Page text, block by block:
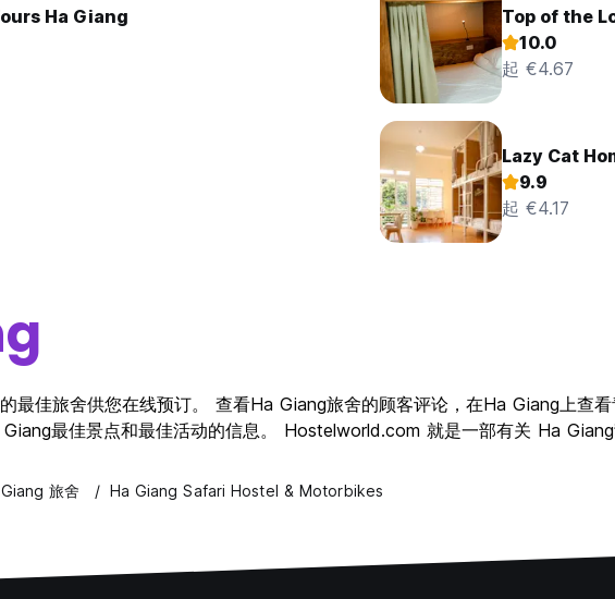
Ha Giang
Top of the
10.0
起 €4.67
Lazy Cat
9.9
起 €4.17
最佳旅舍供您在线预订。 查看Ha Giang旅舍的顾客评论，在Ha Giang上查
最佳景点和最佳活动的信息。 Hostelworld.com 就是一部有关 Ha
旅舍 Ha Giang Safari Hostel & Motorbikes